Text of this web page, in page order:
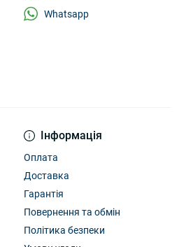
Інформація
Оплата
Доставка
Гарантія
Повернення та обмін
Політика безпеки
Whatsapp